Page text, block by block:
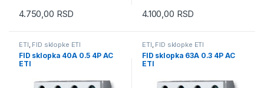
4.750,00 RSD 4.100,00 RSD
ETI, FID sklopke ETI
FID sklopka 40A 0.5 4P AC
ETI
ETI, FID sklopke ETI
FID sklopka 63A 0.3 4P AC
ETI